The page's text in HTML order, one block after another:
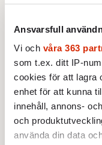
Ansvarsfull
Vi och våra 363
som t.ex. ditt IP-
cookies för att lagra
enhet för att kunna
innehåll, annons-
och
använda din data